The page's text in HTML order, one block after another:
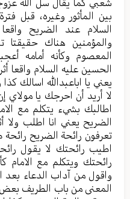
بين المأثور وغيره، قبل
السلام عند الضريح
والمؤمنين هناك
المعصوم وكأنه أمامه
الحسين عليه السلام
يعني يا اباعبدالله اسالك
لا أريد أن احرجك يا مولاي
اطالبك بشيء يتكلم مع
الضريح يعني انا اطلب
تعرفون رائحة الضريح
اطيب رائحتك لا يقول
رائحتك ويتكلم مع الامام
واقول من آداب الدعاء بعد
المعنى من باب الطريف